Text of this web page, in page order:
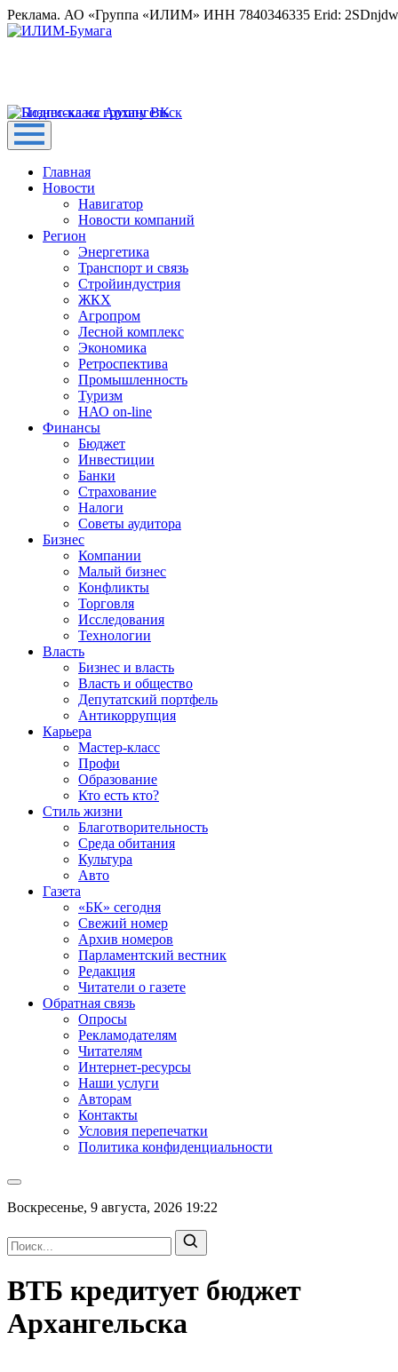
Реклама. АО «Группа «ИЛИМ» ИНН 7840346335 Erid:
Главная
Новости
Навигатор
Новости компаний
Регион
Энергетика
Транспорт и связь
Стройиндустрия
ЖКХ
Агропром
Лесной комплекс
Экономика
Ретроспектива
Промышленность
Туризм
НАО on-line
Финансы
Бюджет
Инвестиции
Банки
Страхование
Налоги
Советы аудитора
Бизнес
Компании
Малый бизнес
Конфликты
Торговля
Исследования
Технологии
Власть
Бизнес и власть
Власть и общество
Депутатский портфель
Антикоррупция
Карьера
Мастер-класс
Профи
Образование
Кто есть кто?
Стиль жизни
Благотворительность
Среда обитания
Культура
Авто
Газета
«БК» сегодня
Свежий номер
Архив номеров
Парламентский вестник
Редакция
Читатели о газете
Обратная связь
Опросы
Рекламодателям
Читателям
Интернет-ресурсы
Наши услуги
Авторам
Контакты
Условия перепечатки
Политика конфиденциальности
Воскресенье, 9 августа, 2026 19:22
ВТБ кредитует бюджет
Архангельска